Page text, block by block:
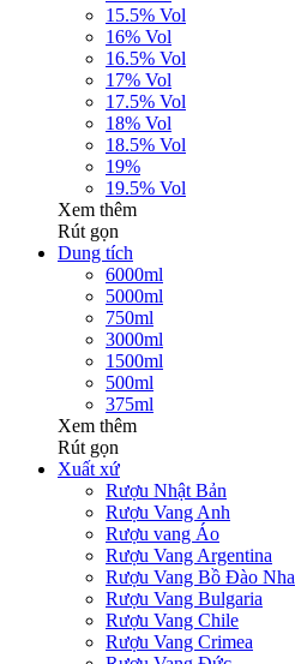
15.5% Vol
16% Vol
16.5% Vol
17% Vol
17.5% Vol
18% Vol
18.5% Vol
19%
19.5% Vol
Xem thêm
Rút gọn
Dung tích
6000ml
5000ml
750ml
3000ml
1500ml
500ml
375ml
Xem thêm
Rút gọn
Xuất xứ
Rượu Nhật Bản
Rượu Vang Anh
Rượu vang Áo
Rượu Vang Argentina
Rượu Vang Bồ Đào Nha
Rượu Vang Bulgaria
Rượu Vang Chile
Rượu Vang Crimea